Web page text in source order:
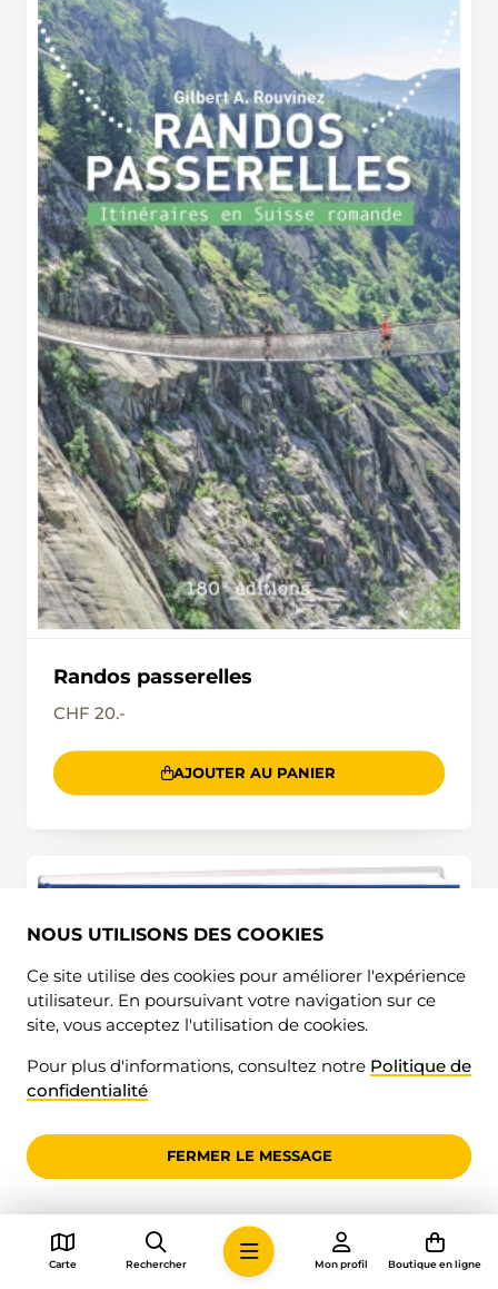
Randos passerelles
CHF 20.-
AJOUTER AU PANIER
NOUS UTILISONS DES COOKIES
Ce site utilise des cookies pour améliorer l'expérience
utilisateur. En poursuivant votre navigation sur ce
site, vous acceptez l'utilisation de cookies.
Pour plus d'informations, consultez notre Politique de
confidentialité
FERMER LE MESSAGE
Carte Rechercher Mon profil Boutique en ligne